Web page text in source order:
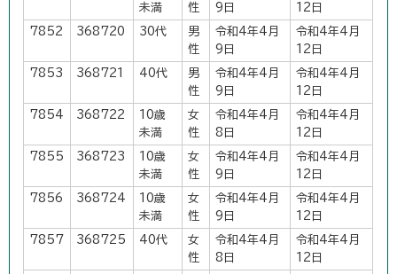
未満
性
9日
12日
7852 368720 30代
男
性
令和4年4月
9日
令和4年4月
12日
7853 368721 40代
男
性
令和4年4月
9日
令和4年4月
12日
7854 368722
10歳
未満
女
性
令和4年4月
8日
令和4年4月
12日
7855 368723
10歳
未満
女
性
令和4年4月
9日
令和4年4月
12日
7856 368724
10歳
未満
女
性
令和4年4月
9日
令和4年4月
12日
7857 368725 40代
女
性
令和4年4月
8日
令和4年4月
12日